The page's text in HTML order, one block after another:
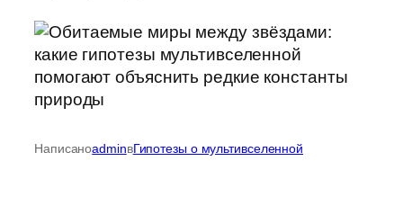
НаписаноadminвГипотезы о мультивселенной